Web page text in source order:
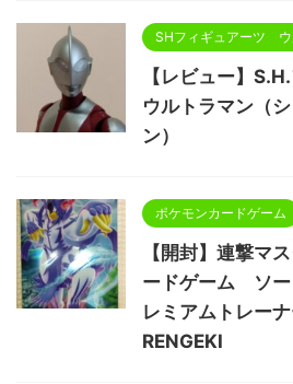
SHフィギュアーツ ウ
【レビュー】
ウルトラマン（
ン）
ポケモンカードゲーム
【開封】連撃マ
ードゲーム ソ
レミアムトレー
RENGEKI